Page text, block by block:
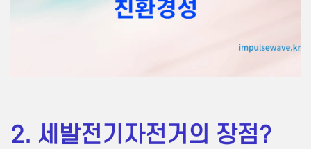
2. 세발전기자전거의 장점?